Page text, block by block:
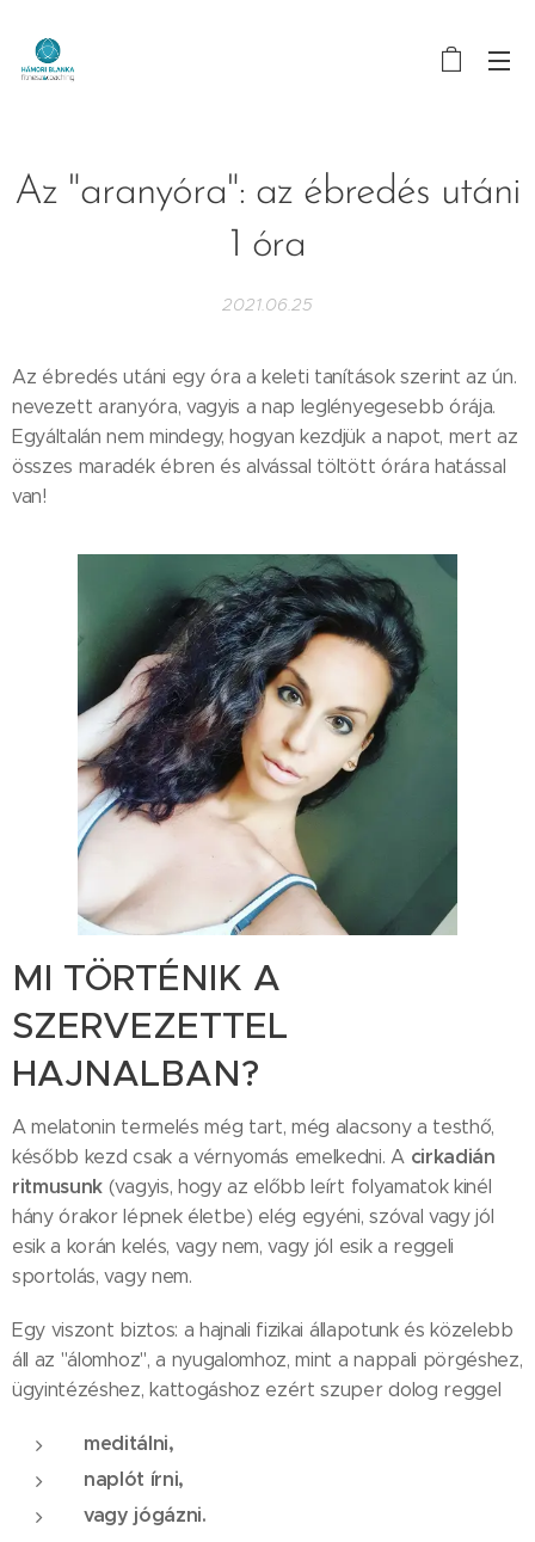
Az "aranyóra": az ébredés utáni
1 óra
2021.06.25
Az ébredés utáni egy óra a keleti tanítások szerint az ún.
nevezett aranyóra, vagyis a nap leglényegesebb órája.
Egyáltalán nem mindegy, hogyan kezdjük a napot, mert az
összes maradék ébren és alvással töltött órára hatással
van!
MI TÖRTÉNIK A
SZERVEZETTEL
HAJNALBAN?
A melatonin termelés még tart, még alacsony a testhő,
később kezd csak a vérnyomás emelkedni. Acirkadián
ritmusunk (vagyis, hogy az előbb leírt folyamatok kinél
hány órakor lépnek életbe) elég egyéni, szóval vagy jól
esik a korán kelés, vagy nem, vagy jól esik a reggeli
sportolás, vagy nem.
Egy viszont biztos: a hajnali fizikai állapotunk és közelebb
áll az "álomhoz", a nyugalomhoz, mint a nappali pörgéshez,
ügyintézéshez, kattogáshoz ezért szuper dolog reggel
meditálni,
naplót írni,
vagy jógázni.